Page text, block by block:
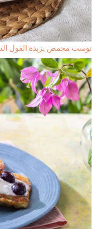
توست محمص بزبدة الفول